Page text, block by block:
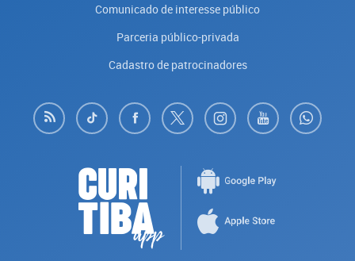
Comunicado de interesse público
Parceria público-privada
Cadastro de patrocinadores